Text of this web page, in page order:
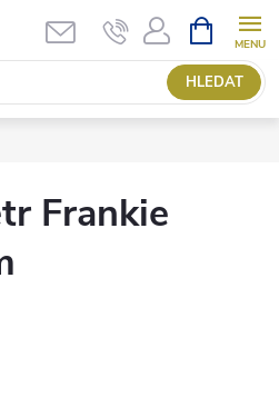
HLEDAT
NÁKUPNÍ
KOŠÍK
Frankie